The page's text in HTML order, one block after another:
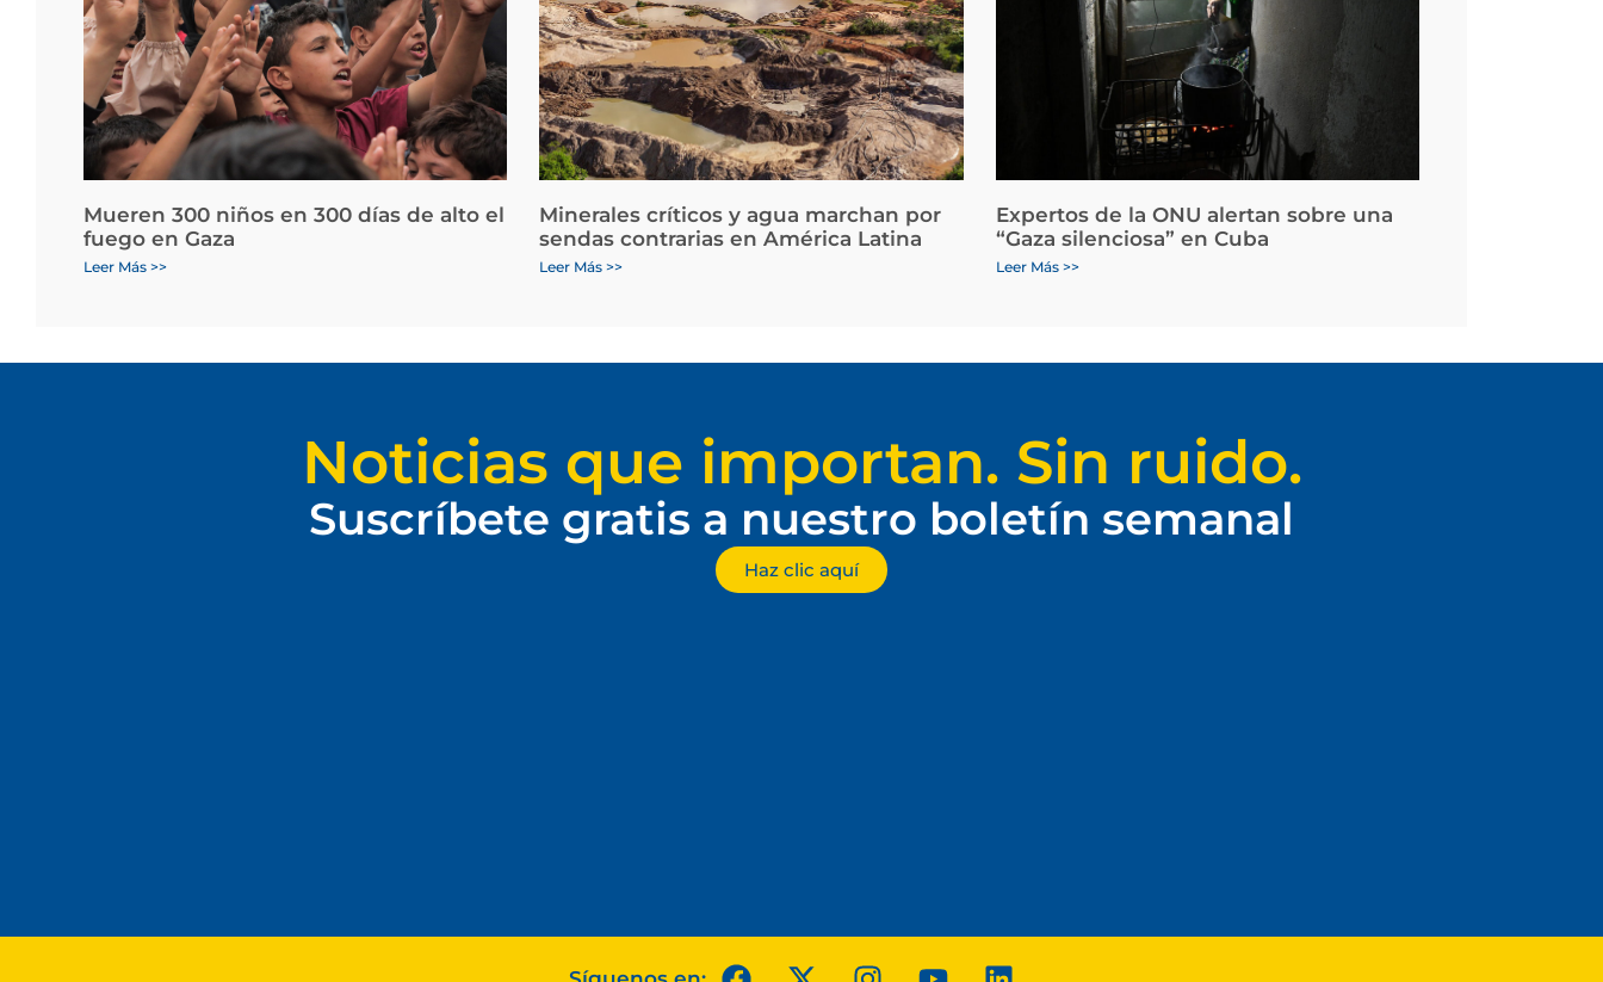
Mueren 300 niños en 300 días de alto el
fuego en Gaza
Leer Más >>
Minerales críticos y agua marchan por
sendas contrarias en América Latina
Leer Más >>
Expertos de la ONU alertan sobre una
“Gaza silenciosa” en Cuba
Leer Más >>
Noticias que importan. Sin ruido.
Suscríbete gratis a nuestro boletín semanal
Haz clic aquí